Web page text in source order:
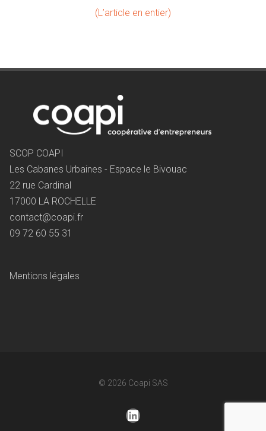
(L’article en entier)
SCOP COAPI
Les Cabanes Urbaines - Espace le Bivouac
22 rue Cardinal
17000 LA ROCHELLE
contact@coapi.fr
09 72 60 55 31
Mentions légales
© 2026 Coapi SAS
LinkedIn